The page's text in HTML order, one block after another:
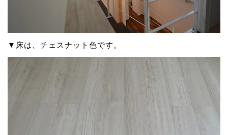
▼床は、チェスナット色です。